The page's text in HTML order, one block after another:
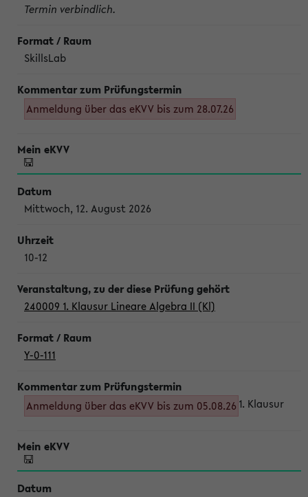
Termin verbindlich.
SkillsLab
Anmeldung über das eKVV bis zum 28.07.26
Mittwoch, 12. August 2026
10-12
240009 1. Klausur Lineare Algebra II (Kl)
Y-0-111
Anmeldung über das eKVV bis zum 05.08.26 1. Klausur